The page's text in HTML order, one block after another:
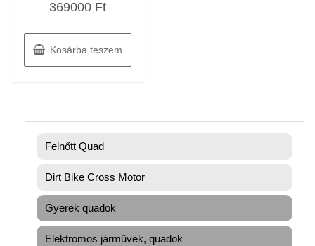
0
369000 Ft
Kosárba teszem
Felnőtt Quad
Dirt Bike Cross Motor
Gyerek quadok
Elektromos járművek, quadok